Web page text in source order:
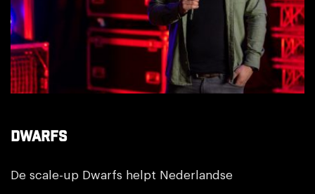
Dwarfs
De scale-up Dwarfs helpt Nederlandse